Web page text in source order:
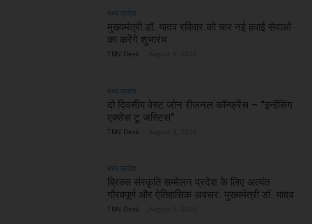
मध्य प्रदेश
मुख्यमंत्री डॉ. यादव रविवार को चार नई हवाई सेवाओं
का करेंगे शुभारंभ
TBN Desk
मध्य प्रदेश
दो दिवसीय वेस्ट जोन रीजनल कॉन्फ्रेंस – “इन्हेंसिंग
एक्सेस टू जस्टिस”
TBN Desk
मध्य प्रदेश
ब्रिक्स संस्कृति सम्मेलन प्रदेश के लिए अत्यंत
गौरवपूर्ण और ऐतिहासिक अवसर: मुख्यमंत्री डॉ. यादव
TBN Desk